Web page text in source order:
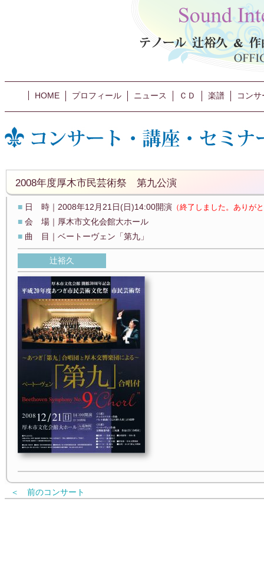
HOME プロフィール ニュース ＣＤ 楽譜 コン
2008年度厚木市民芸術祭 第九公演
■ 日 時｜2008年12月21日(日)14:00開演 （終了しました。ありが
■ 会 場｜厚木市文化会館大ホール
■ 曲 目｜ベートーヴェン「第九」
辻裕久
＜ 前のコンサート